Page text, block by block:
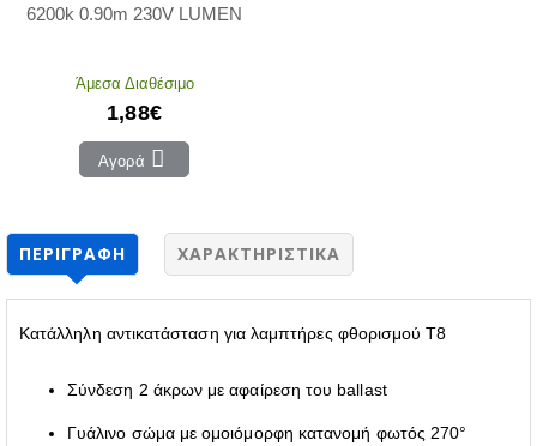
6200k 0.90m 230V LUMEN
Άμεσα Διαθέσιμο
1,88€
Αγορά
ΠΕΡΙΓΡΑΦΉ ΧΑΡΑΚΤΗΡΙΣΤΙΚΆ
Κατάλληλη αντικατάσταση για λαμπτήρες φθορισμού T8
Σύνδεση 2 άκρων με αφαίρεση του ballast
Γυάλινο σώμα με ομοιόμορφη κατανομή φωτός 270°